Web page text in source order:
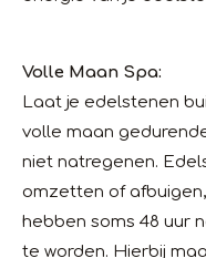
Volle Maan Spa:
Laat je edelstenen
volle maan
niet natregenen.
omzetten of
hebben soms 48 uur
te worden. Hierbij